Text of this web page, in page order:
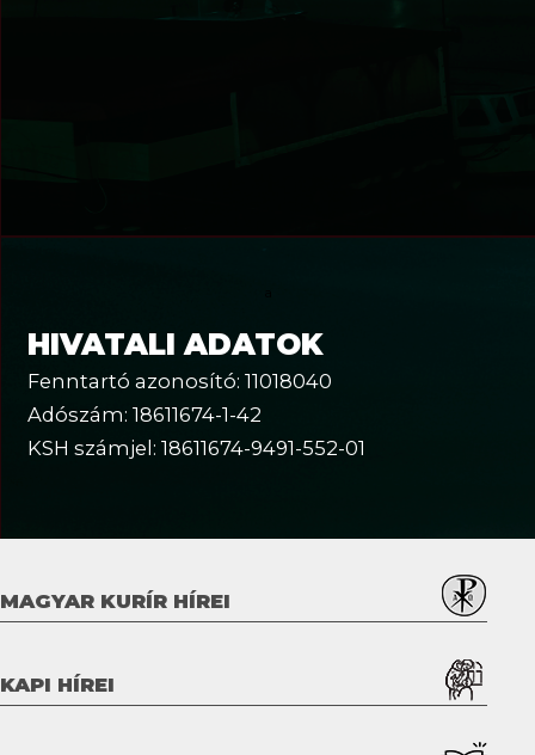
HIVATALI ADATOK
Fenntartó azonosító: 11018040
Adószám: 18611674-1-42
KSH számjel: 18611674-9491-552-01
MAGYAR KURÍR HÍREI
KAPI HÍREI